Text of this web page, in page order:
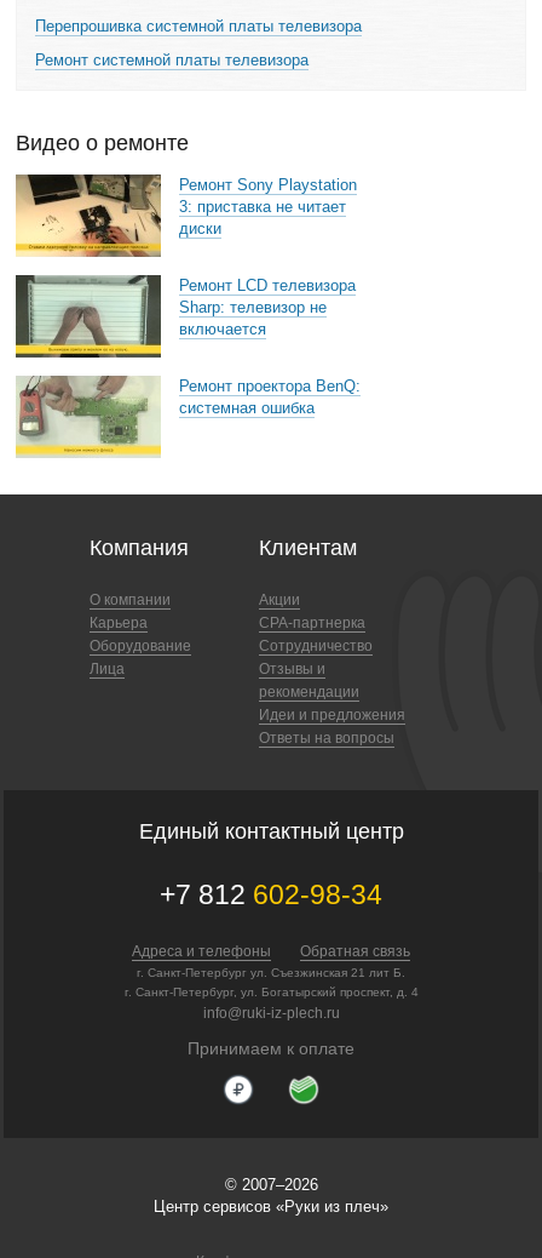
Перепрошивка системной платы телевизора
Ремонт системной платы телевизора
Видео о ремонте
Ремонт Sony Playstation
3: приставка не читает
диски
Ремонт LCD телевизора
Sharp: телевизор не
включается
Ремонт проектора BenQ:
системная ошибка
Компания
О компании
Карьера
Оборудование
Лица
Клиентам
Акции
CPA-партнерка
Сотрудничество
Отзывы и
рекомендации
Идеи и предложения
Ответы на вопросы
Единый контактный центр
+7 812 602-98-34
Адреса и телефоны Обратная связь
г. Санкт-Петербург ул. Съезжинская 21 лит Б.
г. Санкт-Петербург, ул. Богатырский проспект, д. 4
info@ruki-iz-plech.ru
Принимаем к оплате
© 2007–2026
Центр сервисов «Руки из плеч»